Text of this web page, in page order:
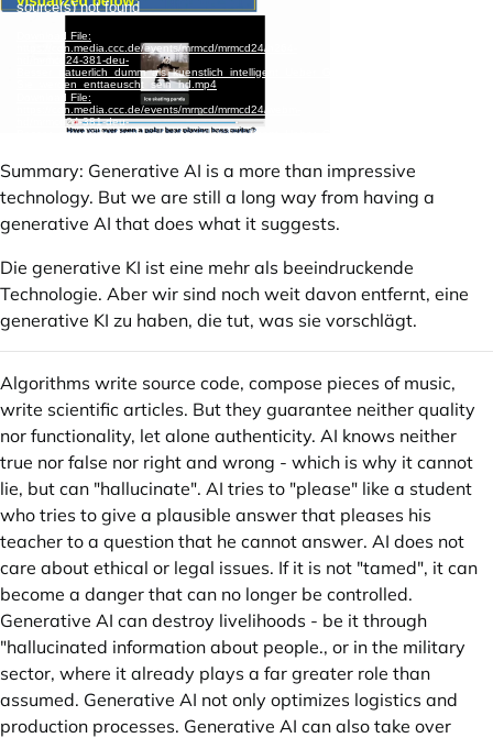
Summary: Generative AI is a more than impressive
technology. But we are still a long way from having a
generative AI that does what it suggests.
Die generative KI ist eine mehr als beeindruckende
Technologie. Aber wir sind noch weit davon entfernt, eine
generative KI zu haben, die tut, was sie vorschlägt.
Algorithms write source code, compose pieces of music,
write scientific articles. But they guarantee neither quality
nor functionality, let alone authenticity. AI knows neither
true nor false nor right and wrong - which is why it cannot
lie, but can "hallucinate". AI tries to "please" like a student
who tries to give a plausible answer that pleases his
teacher to a question that he cannot answer. AI does not
care about ethical or legal issues. If it is not "tamed", it can
become a danger that can no longer be controlled.
Generative AI can destroy livelihoods - be it through
"hallucinated information about people., or in the military
sector, where it already plays a far greater role than
assumed. Generative AI not only optimizes logistics and
production processes. Generative AI can also take over